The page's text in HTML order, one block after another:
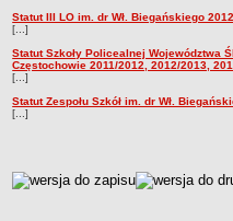
Godziny dyżurów
Zarządzenia
Rejestry, ewidencje, archiwa
Sprawozdania
Statut III LO im. dr Wł. Biegańskiego
[...]
Statut Szkoły Policealnej Województwa
Częstochowie 2011/2012, 2012/2013,
[...]
Statut Zespołu Szkół im. dr Wł.
[...]
metryczka